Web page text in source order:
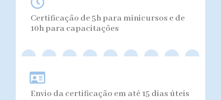
Certificação de 5h para minicursos e de
10h para capacitações
Envio da certificação em até 15 dias úteis